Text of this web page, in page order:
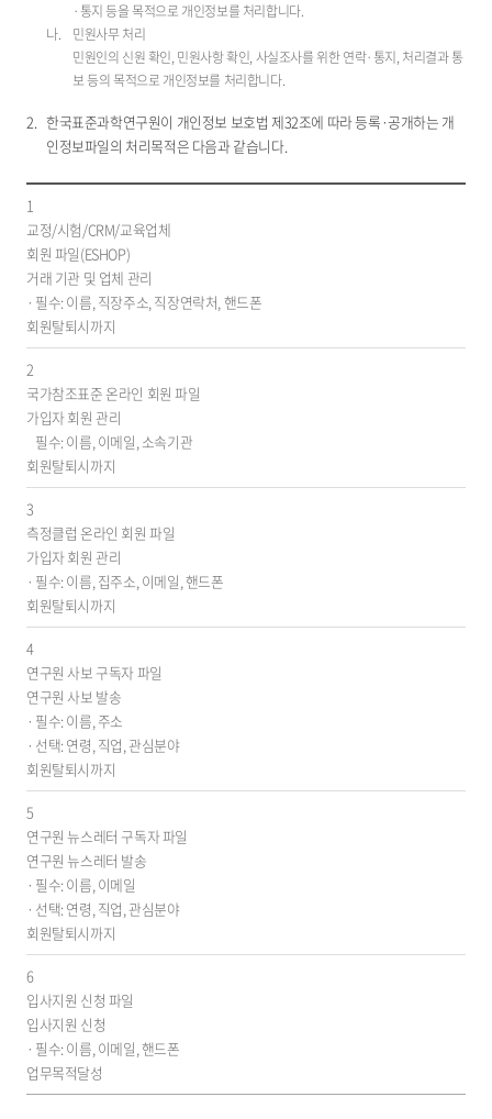
·통지 등을 목적으로 개인정보를 처리합니다.
민원사무 처리
민원인의 신원 확인, 민원사항 확인, 사실조사를 위한 연락·통지, 처리결과 통
보 등의 목적으로 개인정보를 처리합니다.
한국표준과학연구원이 개인정보 보호법 제32조에 따라 등록·공개하는 개
인정보파일의 처리목적은 다음과 같습니다.
순
번,
개
인
정
보
파
일
의
명
칭,
운
영
근
거/
처
리
목
적,
개
인
정
보
파
일
기
록
되
는
개
인
정
보
의
항
목,
보
1
교정/시험/CRM/교육업체
회원 파일(ESHOP)
거래 기관 및 업체 관리
필수: 이름, 직장주소, 직장연락처, 핸드폰
회원탈퇴시까지
2
국가참조표준 온라인 회원 파일
가입자 회원 관리
필수: 이름, 이메일, 소속기관
회원탈퇴시까지
3
측정클럽 온라인 회원 파일
가입자 회원 관리
필수: 이름, 집주소, 이메일, 핸드폰
회원탈퇴시까지
4
연구원 사보 구독자 파일
연구원 사보 발송
필수: 이름, 주소
선택: 연령, 직업, 관심분야
회원탈퇴시까지
5
연구원 뉴스레터 구독자 파일
연구원 뉴스레터 발송
필수: 이름, 이메일
선택: 연령, 직업, 관심분야
회원탈퇴시까지
6
입사지원 신청 파일
입사지원 신청
필수: 이름, 이메일, 핸드폰
업무목적달성